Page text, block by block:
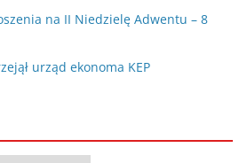
na II Niedzielę Adwentu – 8
urząd ekonoma KEP